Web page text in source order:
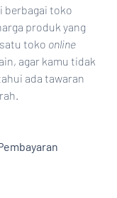
berbagai toko
produk yang
toko online
agar kamu tidak
ada tawaran